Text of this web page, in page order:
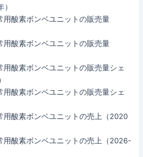
用酸素ボンベユニットの販売量
用酸素ボンベユニットの販売量
用酸素ボンベユニットの販売量シェ
用酸素ボンベユニットの販売量シェ
用酸素ボンベユニットの売上（2020
用酸素ボンベユニットの売上（2026-